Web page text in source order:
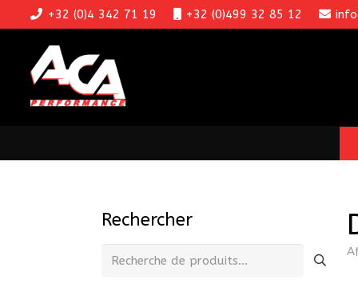
+32 (0)4 342 71 19 +32 (0)499 32 85 12
Rechercher
Recherche